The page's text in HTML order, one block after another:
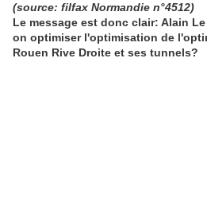
(source: filfax Normandie n°4512)
Le message est donc clair: Alain
on optimiser l'optimisation de
Rouen Rive Droite et ses tunnels?